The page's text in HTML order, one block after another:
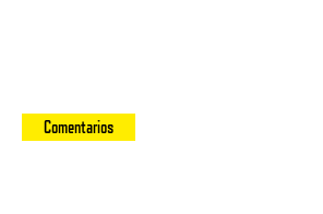
Comentarios